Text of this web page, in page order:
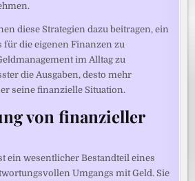
diese Strategien dazu beitragen, ein
für die eigenen Finanzen zu
im Alltag zu
die Ausgaben, desto mehr
seine finanzielle Situation.
von finanzieller
ein wesentlicher Bestandteil eines
Umgangs mit Geld. Sie